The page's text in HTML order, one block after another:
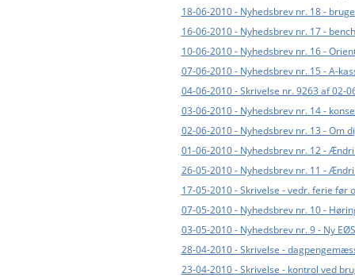
18-06-2010 - Nyhedsbrev nr. 18 -
16-06-2010 - Nyhedsbrev nr. 17 -
10-06-2010 - Nyhedsbrev nr. 16 -
07-06-2010 - Nyhedsbrev nr. 15 - A-
04-06-2010 - Skrivelse nr. 9263 af 02-
03-06-2010 - Nyhedsbrev nr. 14 -
02-06-2010 - Nyhedsbrev nr. 13 - Om
01-06-2010 - Nyhedsbrev nr. 12 -
26-05-2010 - Nyhedsbrev nr. 11 -
17-05-2010 - Skrivelse - vedr. ferie før
07-05-2010 - Nyhedsbrev nr. 10 -
03-05-2010 - Nyhedsbrev nr. 9 - Ny
28-04-2010 - Skrivelse -
23-04-2010 - Skrivelse - kontrol ved